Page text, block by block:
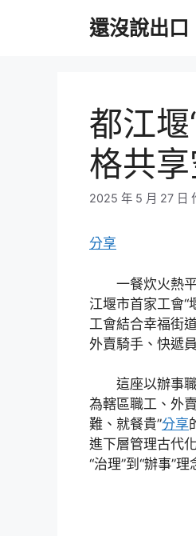
還沒說出口
都江
格共
2025 年 5 月 27 日
分享
一餐炊火熱
江堰市首家工會“
工會結合幸福街
外賣騎手、快遞
這座以辦事
為轄區職工、外
難、就餐貴”分享
進下層管理古代
“治理”到“辦事”